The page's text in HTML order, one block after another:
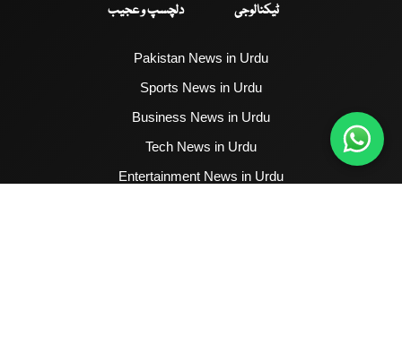
ٹیکنالوجی
دلچسپ و عجیب
Pakistan News in Urdu
Sports News in Urdu
Business News in Urdu
Tech News in Urdu
Entertainment News in Urdu